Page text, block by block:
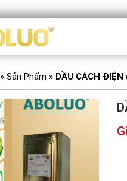
»Sản Phẩm » DẦU CÁCH ĐIỆN